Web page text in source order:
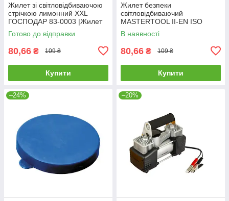
Жилет зi свiтловідбиваючою
стрiчкою лимонний XXL
ГОСПОДАР 83-0003 |Жилет
со светоотражающей лентой
лимонный XXL ГОСПОДАР
Готово до відправки
80,66 ₴ 109 ₴
Купити
Жилет безпеки
світловідбиваючий
MASTERTOOL II-EN ISO
13688 EN ISO 20471 XXL
помаранчевий 83-0004
В наявності
80,66 ₴ 109 ₴
Купити
–24% –20%